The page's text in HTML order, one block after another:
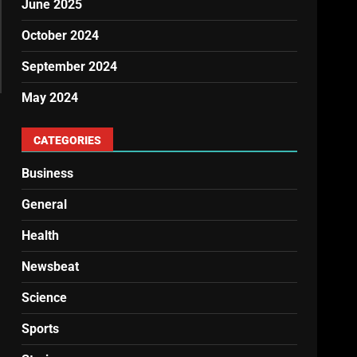
June 2025
October 2024
September 2024
May 2024
CATEGORIES
Business
General
Health
Newsbeat
Science
Sports